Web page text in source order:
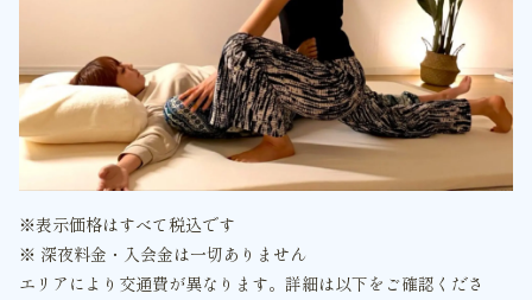
※表示価格はすべて税込です
※ 深夜料金・入会金は一切ありません
エリアにより交通費が異なります。詳細は以下をご確認くださ